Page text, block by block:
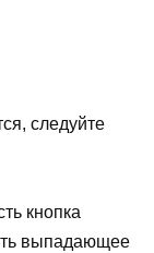
следуйте
кнопка
выпадающее